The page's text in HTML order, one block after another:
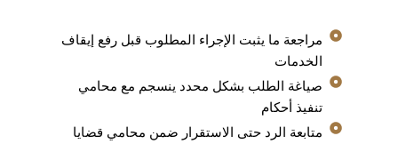
مراجعة ما يثبت الإجراء المطلوب قبل رفع إيقاف
الخدمات
صياغة الطلب بشكل محدد ينسجم مع محامي
تنفيذ أحكام
متابعة الرد حتى الاستقرار ضمن محامي قضايا